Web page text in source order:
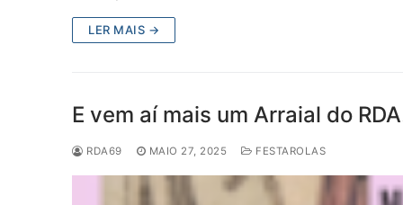
LER MAIS →
E vem aí mais um Arraial do
RDA69 MAIO 27, 2025 FESTAROLAS